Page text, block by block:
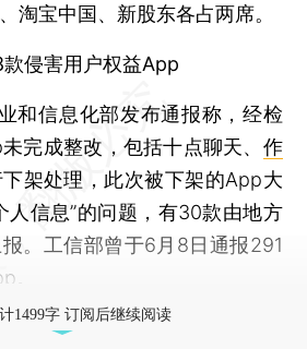
淘宝中国、新股东各占两席。
侵害用户权益App
信息化部发布通报称，经检
完成整改，包括十点聊天、 作
架处理，此次被下架的App大
人信息”的问题，有30款由地方
。工信部曾于6月8日通报291
。
1499字 订阅后继续阅读